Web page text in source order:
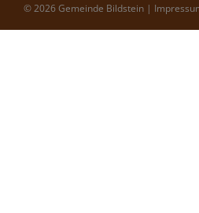
© 2026 Gemeinde Bildstein |